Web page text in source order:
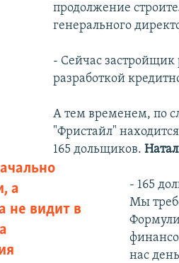
продолжение
генерального
- Сейчас застройщик
разработкой
А тем временем, по
"Фристайл"
165 дольщиков.
а
не видит в
- 165
Мы
нас